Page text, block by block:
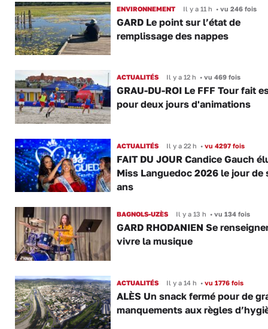
ENVIRONNEMENT Il y a 11 h •vu 246 fois
GARD Le point sur l’état de
remplissage des nappes
ACTUALITÉS Il y a 12 h •vu 469 fois
GRAU-DU-ROI Le FFF Tour fait
pour deux jours d'animations
ACTUALITÉS Il y a 22 h •vu 4297 fois
FAIT DU JOUR Candice Gauch
Miss Languedoc 2026 le jour de
ans
BAGNOLS-UZÈS Il y a 13 h •vu 134 fois
GARD RHODANIEN Se
vivre la musique
ACTUALITÉS Il y a 14 h •vu 1776 fois
ALÈS Un snack fermé pour de
manquements aux règles